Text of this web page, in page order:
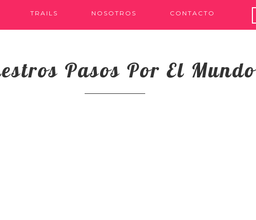
TRAILS NOSOTROS CONTACTO
Pasos Por El Mundo